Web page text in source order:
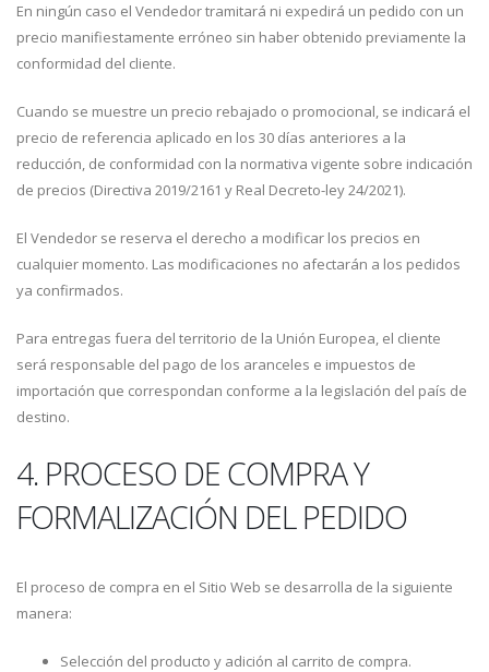
En ningún caso el Vendedor tramitará ni expedirá un pedido con un
precio manifiestamente erróneo sin haber obtenido previamente la
conformidad del cliente.
Cuando se muestre un precio rebajado o promocional, se indicará el
precio de referencia aplicado en los 30 días anteriores a la
reducción, de conformidad con la normativa vigente sobre indicación
de precios (Directiva 2019/2161 y Real Decreto-ley 24/2021).
El Vendedor se reserva el derecho a modificar los precios en
cualquier momento. Las modificaciones no afectarán a los pedidos
ya confirmados.
Para entregas fuera del territorio de la Unión Europea, el cliente
será responsable del pago de los aranceles e impuestos de
importación que correspondan conforme a la legislación del país de
destino.
4. PROCESO DE COMPRA Y
FORMALIZACIÓN DEL PEDIDO
El proceso de compra en el Sitio Web se desarrolla de la siguiente
manera:
Selección del producto y adición al carrito de compra.